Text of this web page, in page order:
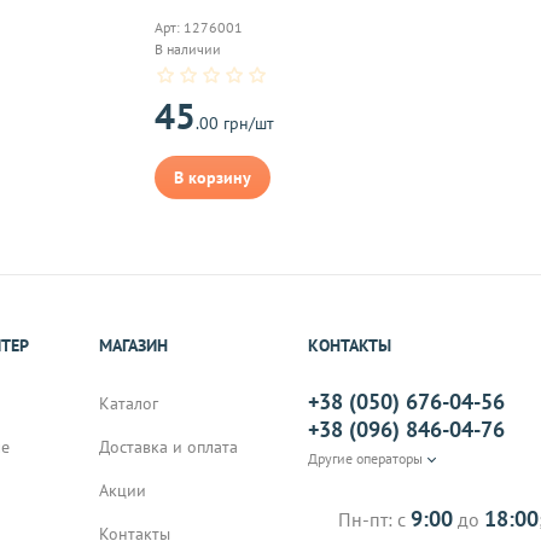
качества, если они относятся к категориям,
почту, после
Арт: 1276001
В наличии
45.00 грн/шт
В корзину
МАГАЗИН
Каталог
Доставка и оплата
Акции
Контакты
КОНТАКТЫ
+38 (050) 676-04-56
+38 (096) 846-04-76
Другие операторы
Пн-пт: с 9:00до 18:00